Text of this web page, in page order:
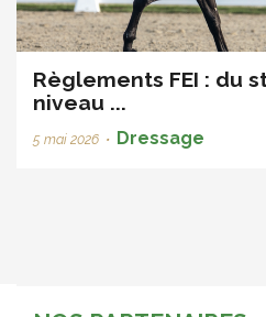
Règlements FEI : du
niveau ...
5 mai 2026 • Dressage